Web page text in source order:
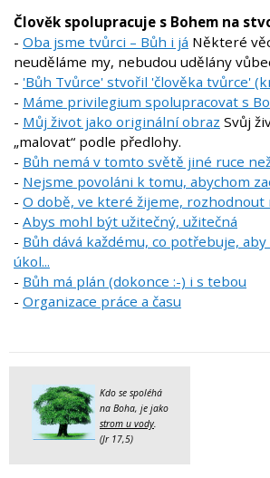
Člověk spolupracuje s Bohem na
- Oba jsme tvůrci – Bůh i já Některé
neuděláme my, nebudou udělány
- 'Bůh Tvůrce' stvořil 'člověka tvůrce'
- Máme privilegium spolupracovat s
- Můj život jako originální obraz Svůj
„malovat“ podle předlohy.
- Bůh nemá v tomto světě jiné ruce
- Nejsme povoláni k tomu, abychom
- O době, ve které žijeme, rozhodnout
- Abys mohl být užitečný, užitečná
- Bůh dává každému, co potřebuje,
úkol...
- Bůh má plán (dokonce :-) i s tebou
- Organizace práce a času
Kdo se spoléhá
na Boha, je jako
strom u vody.
(Jr 17,5)